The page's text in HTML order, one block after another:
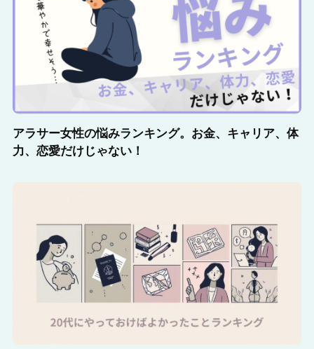
アラサー女性の悩みランキング。お金、キャリア、体
力、恋愛だけじゃない！